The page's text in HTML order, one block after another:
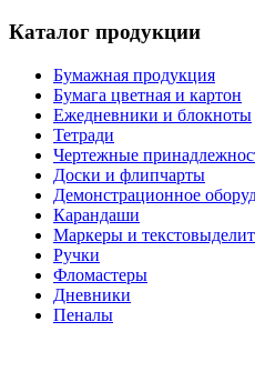
Каталог продукции
Бумажная продукция
Бумага цветная и картон
Ежедневники и блокноты
Тетради
Чертежные
Доски и флипчарты
Демонстрационное
Карандаши
Маркеры и
Ручки
Фломастеры
Дневники
Пеналы